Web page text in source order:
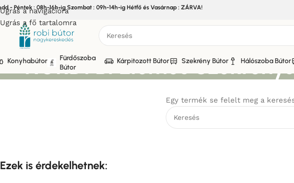
Ugrás a navigációra
Ugrás a fő tartalomra
- Péntek : 08h-16h-ig Szombat : 09h-14h-ig Hétfő és Vasárnap : ZÁRVA!
Konyhabútor
Fürdőszoba
Bútor
Kárpitozott Bútor Szekrény Bútor Hálószoba Bútor
NORDI BI Elemes
Egy termék se felelt meg a
Ezek is érdekelhetnek: